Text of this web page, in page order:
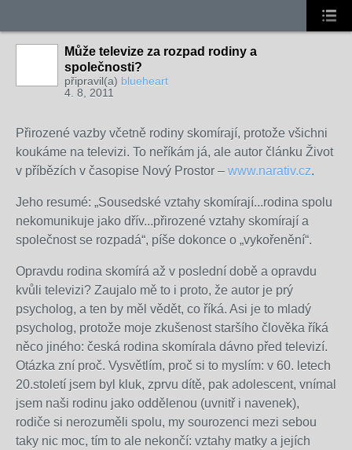
Může televize za rozpad rodiny a
společnosti?
připravil(a) blueheart
4. 8, 2011
Přirozené vazby včetně rodiny skomírají, protože všichni
koukáme na televizi. To neříkám já, ale autor článku Život
v příbězích v časopise Nový Prostor – www.narativ.cz.
Jeho resumé: „Sousedské vztahy skomírají...rodina spolu
nekomunikuje jako dřív...přirozené vztahy skomírají a
společnost se rozpadá“, píše dokonce o „vykořenění“.
Opravdu rodina skomírá až v poslední době a opravdu
kvůli televizi? Zaujalo mě to i proto, že autor je prý
psycholog, a ten by měl vědět, co říká. Asi je to mladý
psycholog, protože moje zkušenost staršího člověka říká
něco jiného: česká rodina skomírala dávno před televizí.
Otázka zní proč. Vysvětlím, proč si to myslím: v 60. letech
20.století jsem byl kluk, zprvu dítě, pak adolescent, vnímal
jsem naši rodinu jako oddělenou (uvnitř i navenek),
rodiče si nerozuměli spolu, my sourozenci mezi sebou
taky nic moc, tím to ale nekončí: vztahy matky a jejích